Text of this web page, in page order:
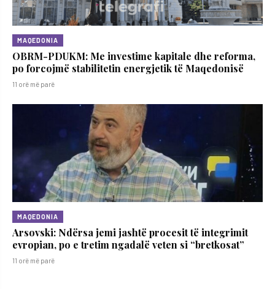
MAQEDONIA
OBRM-PDUKM: Me investime kapitale dhe reforma,
po forcojmë stabilitetin energjetik të Maqedonisë
11 orë më parë
MAQEDONIA
Arsovski: Ndërsa jemi jashtë procesit të integrimit
evropian, po e tretim ngadalë veten si “bretkosat”
11 orë më parë